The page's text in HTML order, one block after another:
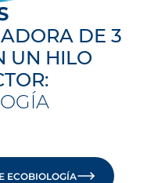
DE 3
UN HILO
ECOBIOLOGÍA